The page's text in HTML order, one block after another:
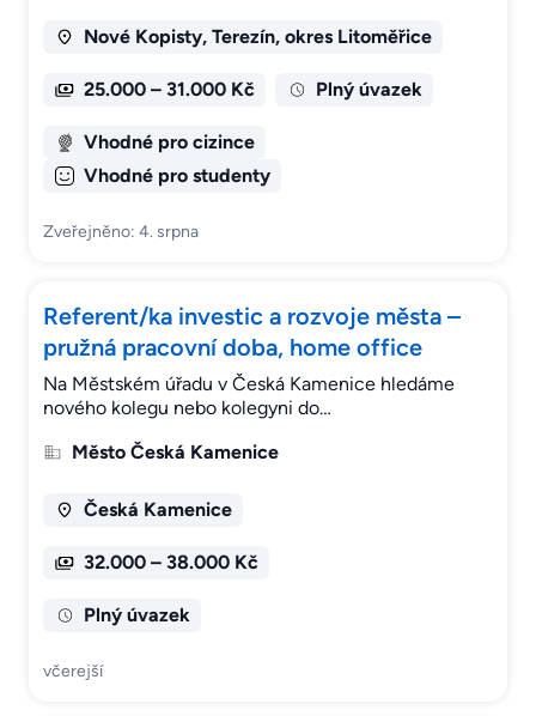
Nové Kopisty, Terezín, okres Litoměřice
25.000 – 31.000 Kč Plný úvazek
Vhodné pro cizince
Vhodné pro studenty
Zveřejněno: 4. srpna
Referent/ka investic a rozvoje města –
pružná pracovní doba, home office
Na Městském úřadu v Česká Kamenice hledáme
nového kolegu nebo kolegyni do…
Město Česká Kamenice
Česká Kamenice
32.000 – 38.000 Kč
Plný úvazek
včerejší